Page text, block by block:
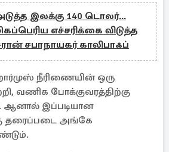
இலக்கு 140 டொலர்...
எச்சரிக்கை விடுத்த
சபாநாயகர் காலிபாஃப்
நீரிணையின் ஒரு
வணிக போக்குவரத்திற்கு
ஆனால் இப்படியான
தரைப்படை அங்கே